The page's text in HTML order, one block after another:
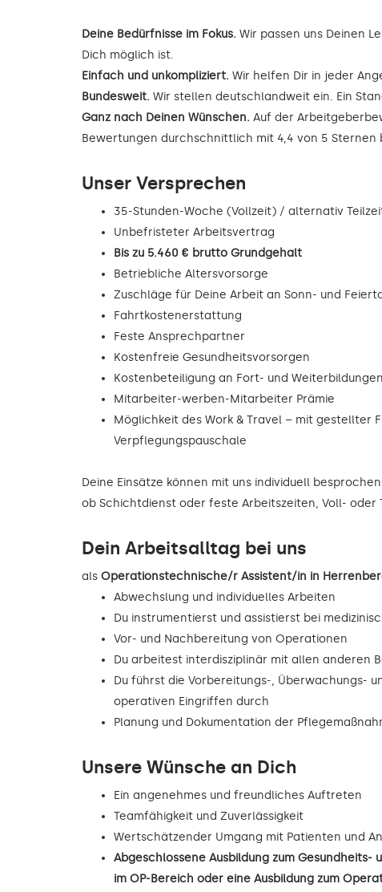
Deine Bedürfnisse im Fokus. Wir passen uns Deinen
Dich möglich ist.
Einfach und unkompliziert. Wir helfen Dir in jeder
Bundesweit. Wir stellen deutschlandweit ein. Ein
Ganz nach Deinen Wünschen. Auf der
Bewertungen durchschnittlich mit 4,4 von 5 Sternen
Unser Versprechen
35-Stunden-Woche (Vollzeit) / alternativ
Unbefristeter Arbeitsvertrag
Bis zu 5.460 € brutto Grundgehalt
Betriebliche Altersvorsorge
Zuschläge für Deine Arbeit an Sonn- und
Fahrtkostenerstattung
Feste Ansprechpartner
Kostenfreie Gesundheitsvorsorgen
Kostenbeteiligung an Fort- und Weiterbildungen
Mitarbeiter-werben-Mitarbeiter Prämie
Möglichkeit des Work & Travel – mit gestellter
Verpflegungspauschale
Deine Einsätze können mit uns individuell
ob Schichtdienst oder feste Arbeitszeiten, Voll- oder
Dein Arbeitsalltag bei uns
als Operationstechnische/r Assistent/in in
Abwechslung und individuelles Arbeiten
Du instrumentierst und assistierst bei
Vor- und Nachbereitung von Operationen
Du arbeitest interdisziplinär mit allen anderen
Du führst die Vorbereitungs-, Überwachungs-
operativen Eingriffen durch
Planung und Dokumentation der
Unsere Wünsche an Dich
Ein angenehmes und freundliches Auftreten
Teamfähigkeit und Zuverlässigkeit
Wertschätzender Umgang mit Patienten und
Abgeschlossene Ausbildung zum
im OP-Bereich oder eine Ausbildung zum